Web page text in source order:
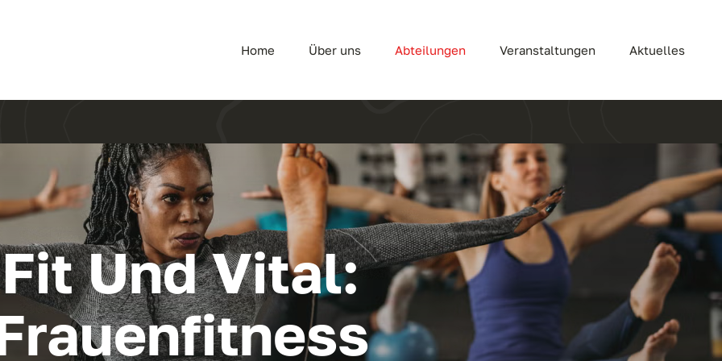
Home Über uns Abteilungen Veranstaltungen Aktuelles
Fit Und Vital: